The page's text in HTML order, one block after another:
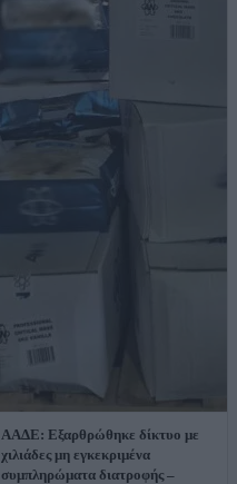
ΑΑΔΕ: Εξαρθρώθηκε δίκτυο με
χιλιάδες μη εγκεκριμένα
συμπληρώματα διατροφής –